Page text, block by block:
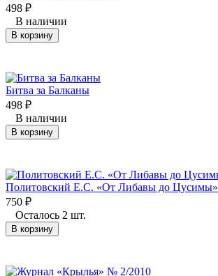
498 ₽
В наличии
В корзину
Битва за Балканы
498 ₽
В наличии
В корзину
Политовский Е.С. «От Либавы до Цусимы»
750 ₽
Осталось 2 шт.
В корзину